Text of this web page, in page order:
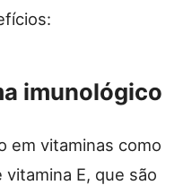
imunológico
em vitaminas como
vitamina E, que são